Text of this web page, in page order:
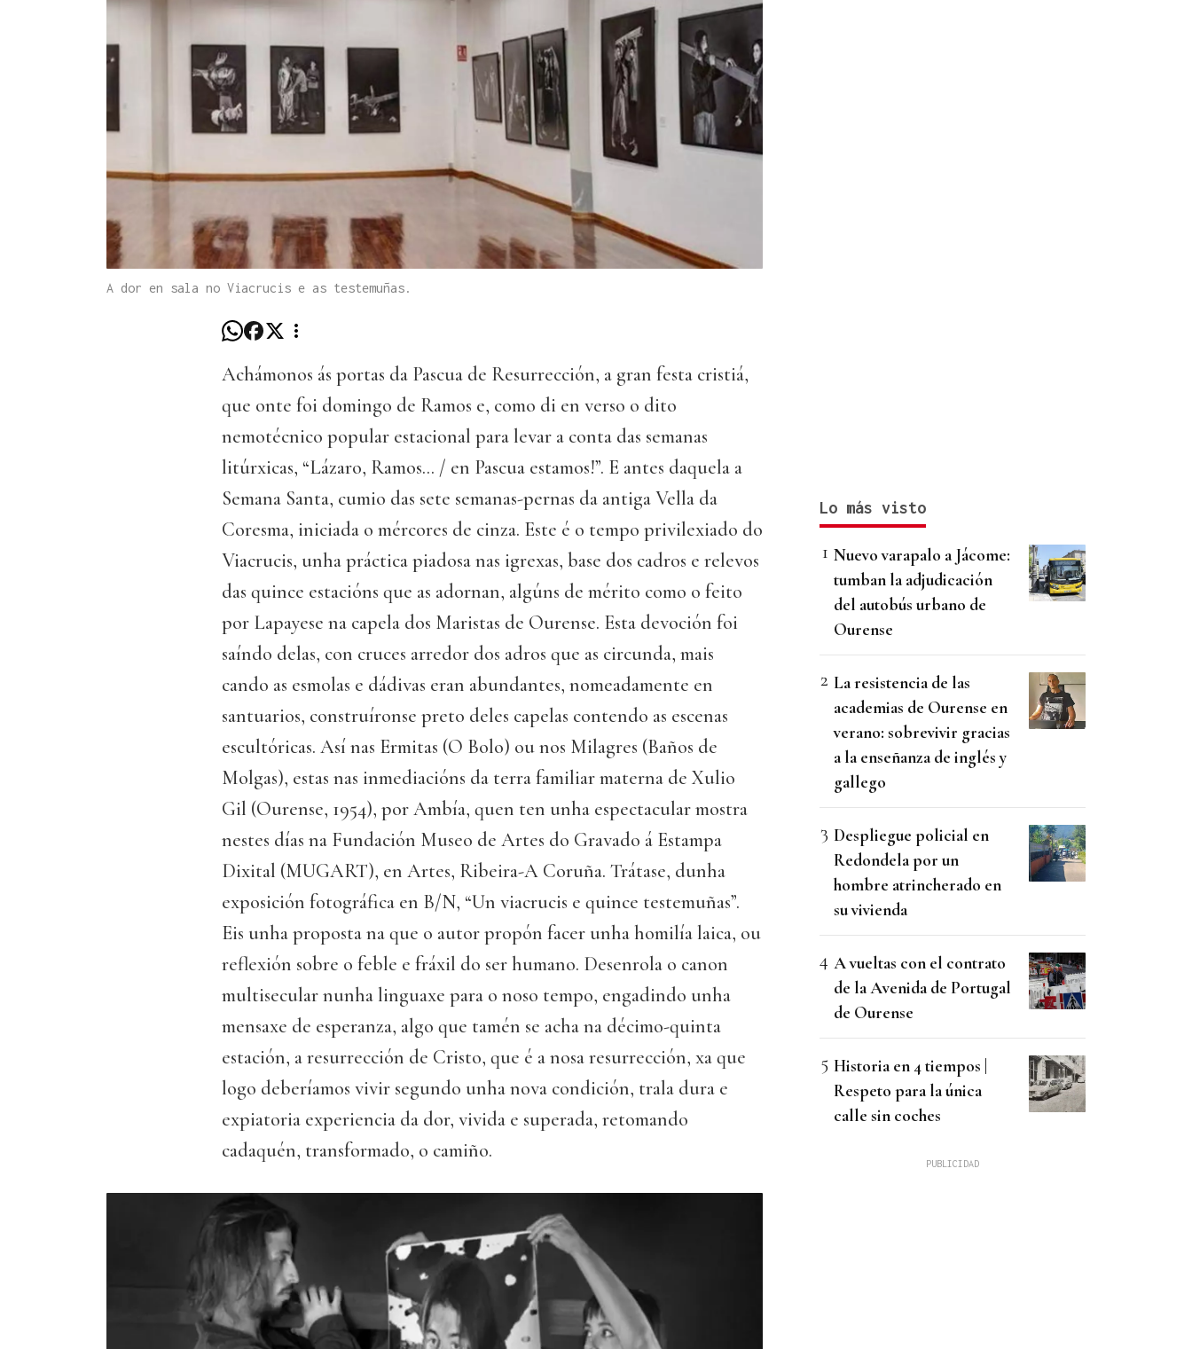
A dor en sala no Viacrucis e as testemuñas.
Achámonos ás portas da Pascua de Resurrección, a gran festa cristiá,
que onte foi domingo de Ramos e, como di en verso o dito
nemotécnico popular estacional para levar a conta das semanas
litúrxicas, “Lázaro, Ramos... / en Pascua estamos!”. E antes daquela a
Semana Santa, cumio das sete semanas-pernas da antiga Vella da
Coresma, iniciada o mércores de cinza. Este é o tempo privilexiado do
Viacrucis, unha práctica piadosa nas igrexas, base dos cadros e relevos
das quince estacións que as adornan, algúns de mérito como o feito
por Lapayese na capela dos Maristas de Ourense. Esta devoción foi
saíndo delas, con cruces arredor dos adros que as circunda, mais
cando as esmolas e dádivas eran abundantes, nomeadamente en
santuarios, construíronse preto deles capelas contendo as escenas
escultóricas. Así nas Ermitas (O Bolo) ou nos Milagres (Baños de
Molgas), estas nas inmediacións da terra familiar materna de Xulio
Gil (Ourense, 1954), por Ambía, quen ten unha espectacular mostra
nestes días na Fundación Museo de Artes do Gravado á Estampa
Dixital (MUGART), en Artes, Ribeira-A Coruña. Trátase, dunha
exposición fotográfica en B/N, “Un viacrucis e quince testemuñas”.
Eis unha proposta na que o autor propón facer unha homilía laica, ou
reflexión sobre o feble e fráxil do ser humano. Desenrola o canon
multisecular nunha linguaxe para o noso tempo, engadindo unha
mensaxe de esperanza, algo que tamén se acha na décimo-quinta
estación, a resurrección de Cristo, que é a nosa resurrección, xa que
logo deberíamos vivir segundo unha nova condición, trala dura e
expiatoria experiencia da dor, vivida e superada, retomando
cadaquén, transformado, o camiño.
Lo más visto
Nuevo varapalo a Jácome:
tumban la adjudicación
del autobús urbano de
Ourense
La resistencia de las
academias de Ourense en
verano: sobrevivir gracias
a la enseñanza de inglés y
gallego
Despliegue policial en
Redondela por un
hombre atrincherado en
su vivienda
A vueltas con el contrato
de la Avenida de Portugal
de Ourense
Historia en 4 tiempos |
Respeto para la única
calle sin coches